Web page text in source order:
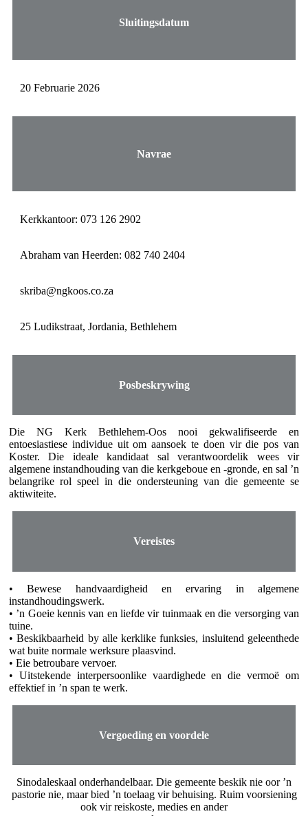
Sluitingsdatum
20 Februarie 2026
Navrae
Kerkkantoor: 073 126 2902
Abraham van Heerden: 082 740 2404
skriba@ngkoos.co.za
25 Ludikstraat, Jordania, Bethlehem
Posbeskrywing
Die NG Kerk Bethlehem-Oos nooi gekwalifiseerde en
entoesiastiese individue uit om aansoek te doen vir die pos van
Koster. Die ideale kandidaat sal verantwoordelik wees vir
algemene instandhouding van die kerkgeboue en -gronde, en sal ’n
belangrike rol speel in die ondersteuning van die gemeente se
aktiwiteite.
Vereistes
• Bewese handvaardigheid en ervaring in algemene
instandhoudingswerk.
• ’n Goeie kennis van en liefde vir tuinmaak en die versorging van
tuine.
• Beskikbaarheid by alle kerklike funksies, insluitend geleenthede
wat buite normale werksure plaasvind.
• Eie betroubare vervoer.
• Uitstekende interpersoonlike vaardighede en die vermoë om
effektief in ’n span te werk.
Vergoeding en voordele
Sinodaleskaal onderhandelbaar. Die gemeente beskik nie oor ʼn
pastorie nie, maar bied ʼn toelaag vir behuising. Ruim voorsiening
ook vir reiskoste, medies en ander